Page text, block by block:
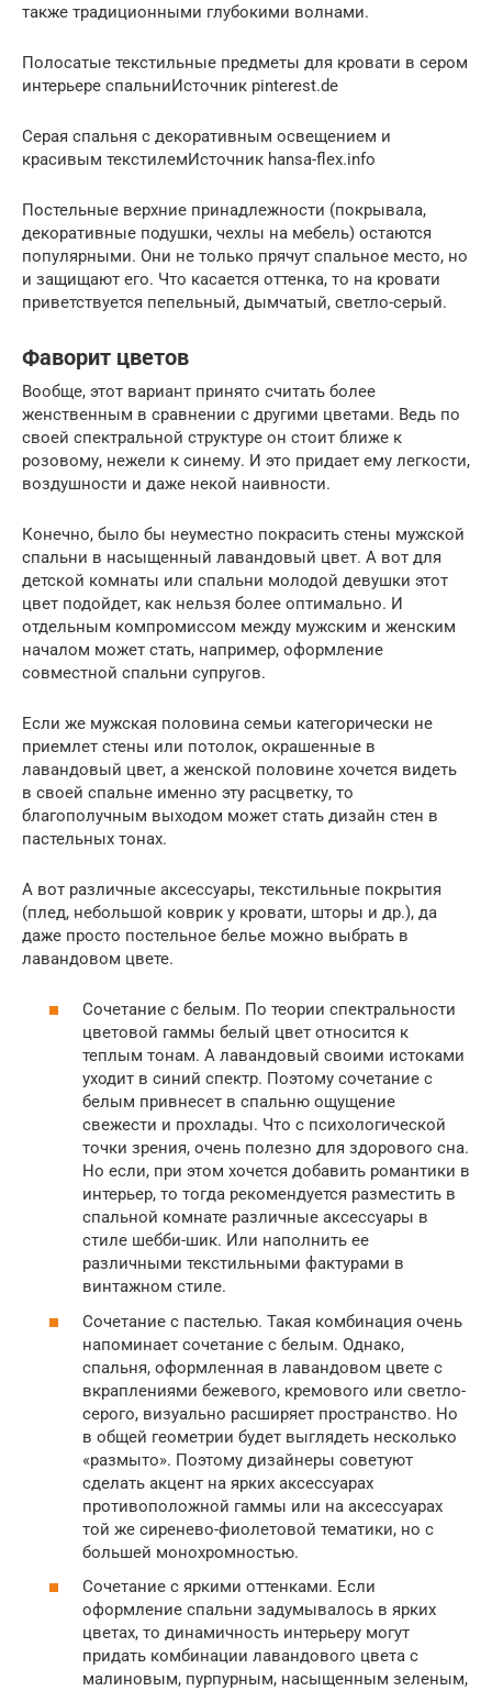
также традиционными глубокими волнами.
Полосатые текстильные предметы для кровати в сером
интерьере спальниИсточник pinterest.de
Серая спальня с декоративным освещением и
красивым текстилемИсточник hansa-flex.info
Постельные верхние принадлежности (покрывала,
декоративные подушки, чехлы на мебель) остаются
популярными. Они не только прячут спальное место, но
и защищают его. Что касается оттенка, то на кровати
приветствуется пепельный, дымчатый, светло-серый.
Фаворит цветов
Вообще, этот вариант принято считать более
женственным в сравнении с другими цветами. Ведь по
своей спектральной структуре он стоит ближе к
розовому, нежели к синему. И это придает ему легкости,
воздушности и даже некой наивности.
Конечно, было бы неуместно покрасить стены мужской
спальни в насыщенный лавандовый цвет. А вот для
детской комнаты или спальни молодой девушки этот
цвет подойдет, как нельзя более оптимально. И
отдельным компромиссом между мужским и женским
началом может стать, например, оформление
совместной спальни супругов.
Если же мужская половина семьи категорически не
приемлет стены или потолок, окрашенные в
лавандовый цвет, а женской половине хочется видеть
в своей спальне именно эту расцветку, то
благополучным выходом может стать дизайн стен в
пастельных тонах.
А вот различные аксессуары, текстильные покрытия
(плед, небольшой коврик у кровати, шторы и др.), да
даже просто постельное белье можно выбрать в
лавандовом цвете.
Сочетание с белым. По теории спектральности
цветовой гаммы белый цвет относится к
теплым тонам. А лавандовый своими истоками
уходит в синий спектр. Поэтому сочетание с
белым привнесет в спальню ощущение
свежести и прохлады. Что с психологической
точки зрения, очень полезно для здорового сна.
Но если, при этом хочется добавить романтики в
интерьер, то тогда рекомендуется разместить в
спальной комнате различные аксессуары в
стиле шебби-шик. Или наполнить ее
различными текстильными фактурами в
винтажном стиле.
Сочетание с пастелью. Такая комбинация очень
напоминает сочетание с белым. Однако,
спальня, оформленная в лавандовом цвете с
вкраплениями бежевого, кремового или светло-
серого, визуально расширяет пространство. Но
в общей геометрии будет выглядеть несколько
«размыто». Поэтому дизайнеры советуют
сделать акцент на ярких аксессуарах
противоположной гаммы или на аксессуарах
той же сиренево-фиолетовой тематики, но с
большей монохромностью.
Сочетание с яркими оттенками. Если
оформление спальни задумывалось в ярких
цветах, то динамичность интерьеру могут
придать комбинации лавандового цвета с
малиновым, пурпурным, насыщенным зеленым,